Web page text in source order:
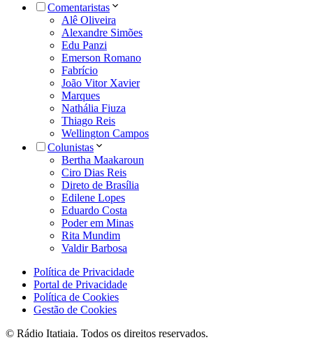
Comentaristas
Alê Oliveira
Alexandre Simões
Edu Panzi
Emerson Romano
Fabrício
João Vitor Xavier
Marques
Nathália Fiuza
Thiago Reis
Wellington Campos
Colunistas
Bertha Maakaroun
Ciro Dias Reis
Direto de Brasília
Edilene Lopes
Eduardo Costa
Poder em Minas
Rita Mundim
Valdir Barbosa
Política de Privacidade
Portal de Privacidade
Política de Cookies
Gestão de Cookies
© Rádio Itatiaia. Todos os direitos reservados.